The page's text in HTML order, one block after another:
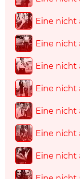
Eine nicht
Eine nicht
Eine nicht
Eine nicht
Eine nicht
Eine nicht
Eine nicht